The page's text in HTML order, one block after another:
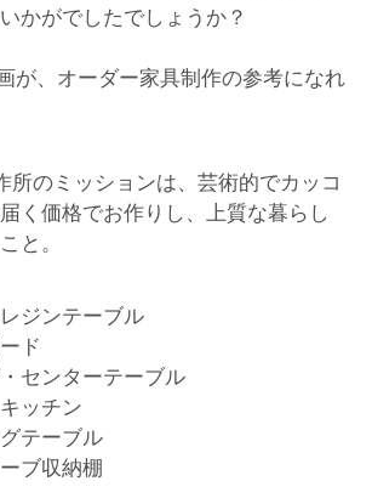
かがでしたでしょうか？
が、オーダー家具制作の参考になれ
所のミッションは、芸術的でカッコ
く価格でお作りし、上質な暮らし
と。
ジンテーブル
ド
センターテーブル
ッチン
テーブル
ブ収納棚